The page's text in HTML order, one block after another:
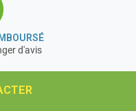
d'avis